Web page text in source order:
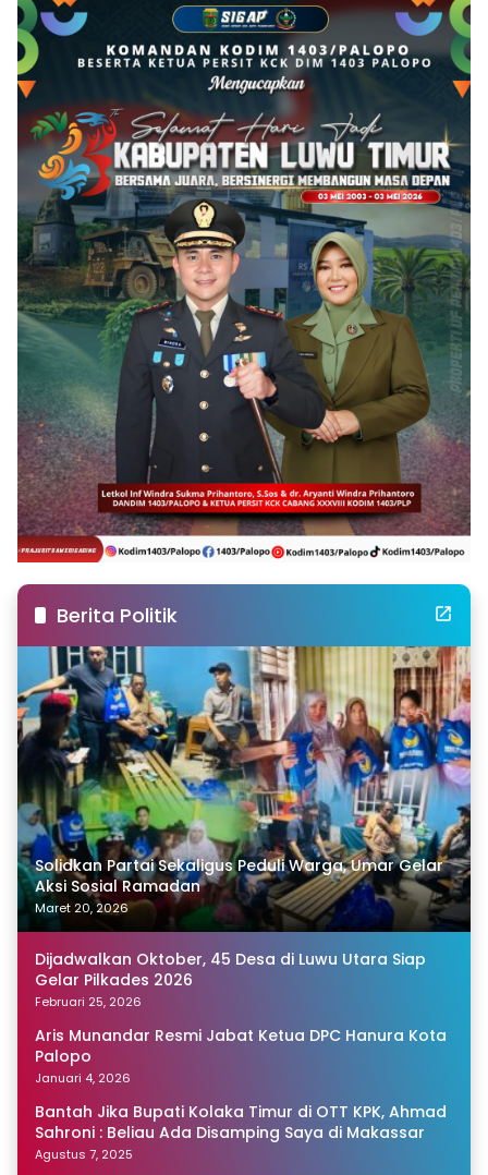
Berita Politik
Solidkan Partai Sekaligus Peduli Warga, Umar Gelar
Aksi Sosial Ramadan
Maret 20, 2026
Dijadwalkan Oktober, 45 Desa di Luwu Utara Siap
Gelar Pilkades 2026
Februari 25, 2026
Aris Munandar Resmi Jabat Ketua DPC Hanura Kota
Palopo
Januari 4, 2026
Bantah Jika Bupati Kolaka Timur di OTT KPK, Ahmad
Sahroni : Beliau Ada Disamping Saya di Makassar
Agustus 7, 2025